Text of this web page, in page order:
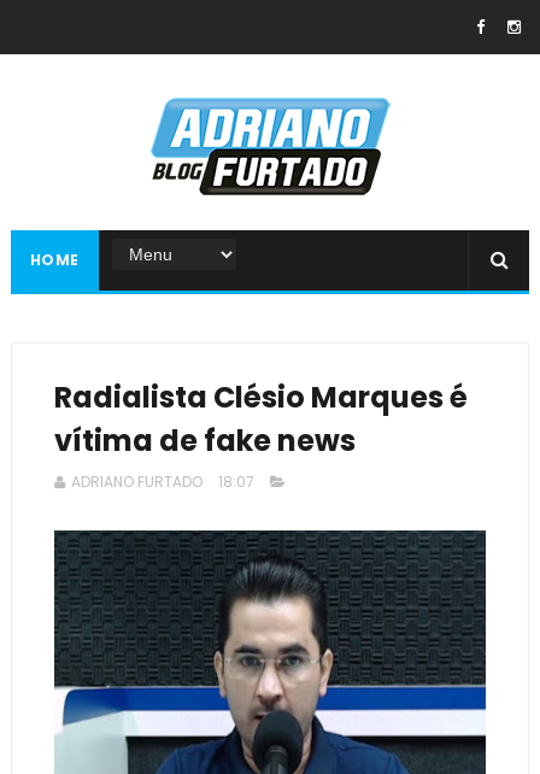
HOME
Radialista Clésio Marques é
vítima de fake news
ADRIANO FURTADO 18:07